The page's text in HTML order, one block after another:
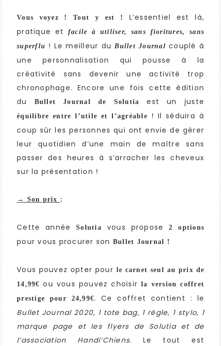
Vous voyez ! Tout y est !
L’essentiel est là,
pratique et
facile à utiliser, sans fioritures, sans
superflu ! Le meilleur duBullet Journal couplé à
une personnalisation qui pousse à la
créativité sans devenir une activité trop
chronophage. Encore une fois cette édition
du
Bullet Journal de Solutia est un juste
équilibre entre l’utile et l’agréable
! Il séduira à
coup sûr les personnes qui ont envie de gérer
leur quotidien d’une main de maître sans
passer des heures à s’arracher les cheveux
sur la présentation !
→ Son prix :
Cette annéeSolutia vous propose2 options
pour vous procurer son Bullet Journal !
Vous pouvez opter pour le carnet seul au prix de
14,99€ ou vous pouvez choisirla version coffret
prestige pour 24,99€. Ce coffret contient : le
Bullet Journal 2020, 1 tote bag, 1 règle, 1 stylo, 1
marque page et les flyers de Solutia et de
l’association Handi’Chiens. Le tout est